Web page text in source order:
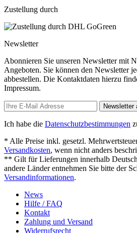
Zustellung durch
Newsletter
Abonnieren Sie unseren Newsletter mit
Angeboten. Sie können den Newsletter
abbestellen. Die Kontaktdaten hierzu
Impressum.
Newsletter
Ich habe die Datenschutzbestimmungen
* Alle Preise inkl. gesetzl.
Versandkosten, wenn nicht anders
** Gilt für Lieferungen innerhalb
andere Länder entnehmen Sie bitte der
Versandinformationen.
News
Hilfe / FAQ
Kontakt
Zahlung und Versand
Widerrufsrecht